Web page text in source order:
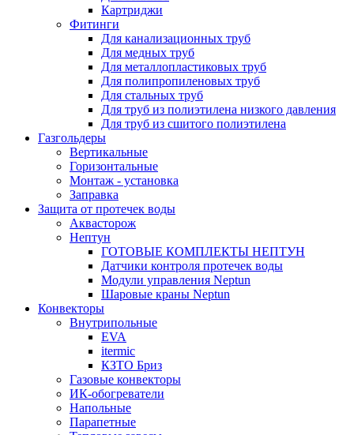
Картриджи
Фитинги
Для канализационных труб
Для медных труб
Для металлопластиковых труб
Для полипропиленовых труб
Для стальных труб
Для труб из полиэтилена низкого давления
Для труб из сшитого полиэтилена
Газгольдеры
Вертикальные
Горизонтальные
Монтаж - установка
Заправка
Защита от протечек воды
Аквасторож
Нептун
ГОТОВЫЕ КОМПЛЕКТЫ НЕПТУН
Датчики контроля протечек воды
Модули управления Neptun
Шаровые краны Neptun
Конвекторы
Внутрипольные
EVA
itermic
КЗТО Бриз
Газовые конвекторы
ИК-обогреватели
Напольные
Парапетные